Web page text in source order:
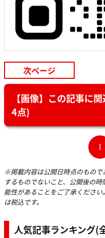
次ページ
【画像】この記事に
4点)
1
※掲載内容は公開日時点のもので
するものでないこと、公開後の
能性があることをご了承くださ
は税込です。
人気記事ランキング(